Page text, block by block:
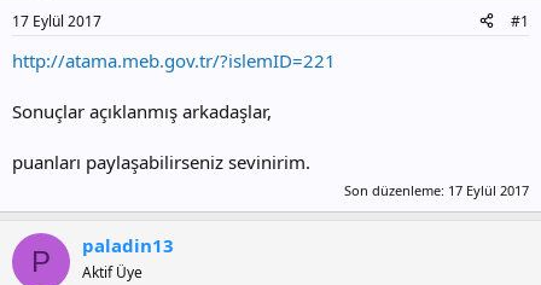
ş
l
a
n
a
r
h
i
17 Eylül 2017 #1
http://atama.meb.gov.tr/?islemID=221
Sonuçlar açıklanmış arkadaşlar,
puanları paylaşabilirseniz sevinirim.
Son düzenleme: 17 Eylül 2017
P paladin13
Aktif Üye